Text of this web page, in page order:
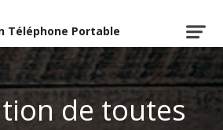
Téléphone Portable
de toutes